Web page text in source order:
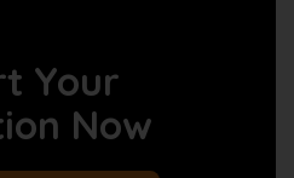
Your
Now